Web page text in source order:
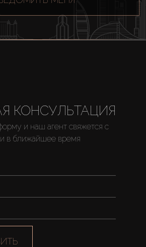
КОНСУЛЬТАЦИЯ
и наш агент свяжется с
в ближайшее время